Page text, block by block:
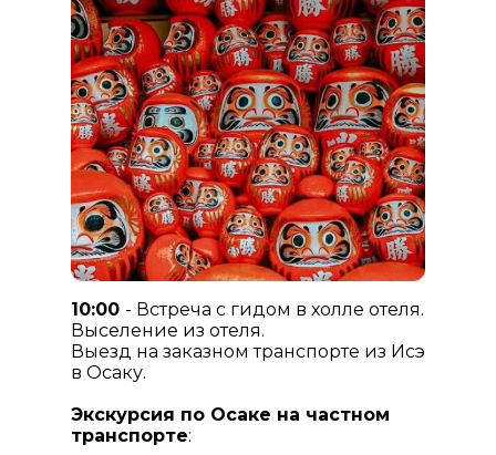
10:00 - Встреча с гидом в холле отеля.
Выселение из отеля.
Выезд на заказном транспорте из Исэ
в Осаку.
Экскурсия по Осаке на частном
транспорте: